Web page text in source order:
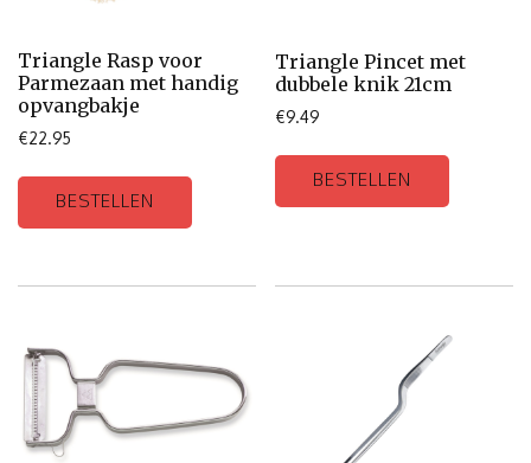
Triangle Rasp voor
Parmezaan met handig
opvangbakje
€22.95
BESTELLEN
Triangle Pincet met
dubbele knik 21cm
€9.49
BESTELLEN